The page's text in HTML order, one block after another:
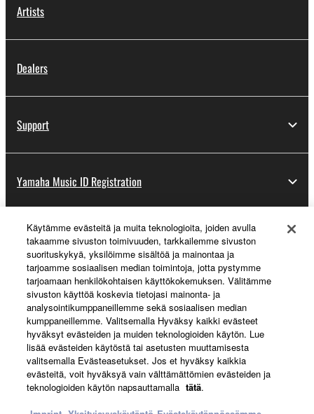
Artists
Dealers
Support
Yamaha Music ID Registration
About Yamaha
Suomi - English
Business
Käytämme evästeitä ja muita teknologioita, joiden avulla
takaamme sivuston toimivuuden, tarkkailemme sivuston
suorituskykyä, yksilöimme sisältöä ja mainontaa ja
tarjoamme sosiaalisen median toimintoja, jotta pystymme
tarjoamaan henkilökohtaisen käyttökokemuksen. Välitämme
sivuston käyttöä koskevia tietojasi mainonta- ja
analysointikumppaneillemme sekä sosiaalisen median
kumppaneillemme. Valitsemalla Hyväksy kaikki evästeet
hyväksyt evästeiden ja muiden teknologioiden käytön. Lue
lisää evästeiden käytöstä tai asetusten muuttamisesta
valitsemalla Evästeasetukset. Jos et hyväksy kaikkia
evästeitä, voit hyväksyä vain välttämättömien evästeiden ja
teknologioiden käytön napsauttamalla tätä.